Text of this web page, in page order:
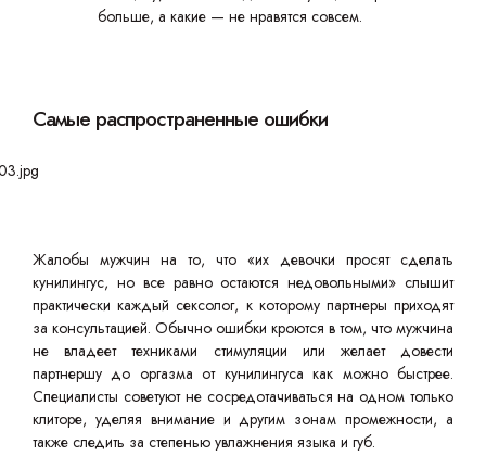
больше, а какие — не нравятся совсем.
Самые распространенные ошибки
Жалобы мужчин на то, что «их девочки просят сделать
кунилингус, но все равно остаются недовольными» слышит
практически каждый сексолог, к которому партнеры приходят
за консультацией. Обычно ошибки кроются в том, что мужчина
не владеет техниками стимуляции или желает довести
партнершу до оргазма от кунилингуса как можно быстрее.
Специалисты советуют не сосредотачиваться на одном только
клиторе, уделяя внимание и другим зонам промежности, а
также следить за степенью увлажнения языка и губ.